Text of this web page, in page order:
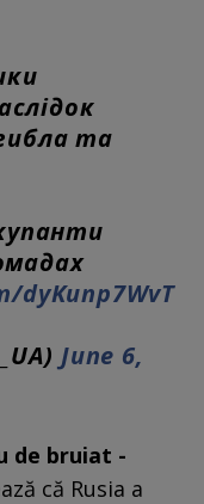
та
June 6,
de bruiat -
că Rusia a